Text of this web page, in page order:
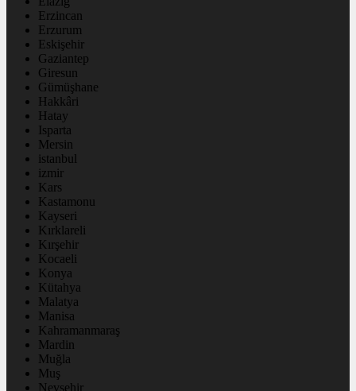
Erzincan
Erzurum
Eskişehir
Gaziantep
Giresun
Gümüşhane
Hakkâri
Hatay
Isparta
Mersin
istanbul
izmir
Kars
Kastamonu
Kayseri
Kırklareli
Kırşehir
Kocaeli
Konya
Kütahya
Malatya
Manisa
Kahramanmaraş
Mardin
Muğla
Muş
Nevşehir